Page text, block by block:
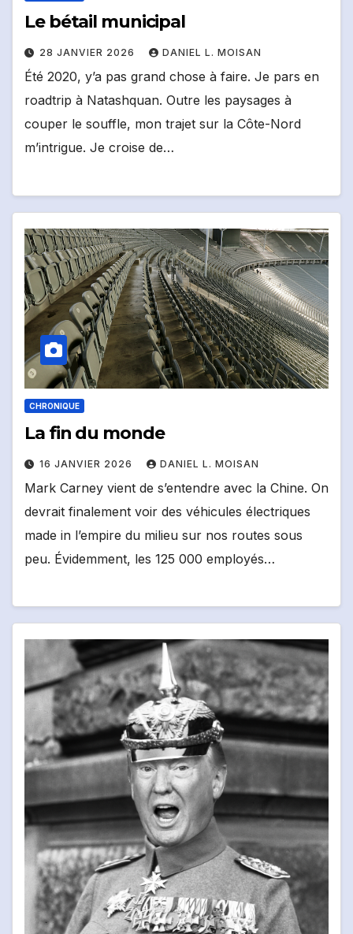
Le bétail municipal
28 JANVIER 2026 DANIEL L. MOISAN
Été 2020, y’a pas grand chose à faire. Je pars en
roadtrip à Natashquan. Outre les paysages à
couper le souffle, mon trajet sur la Côte-Nord
m’intrigue. Je croise de…
CHRONIQUE
La fin du monde
16 JANVIER 2026 DANIEL L. MOISAN
Mark Carney vient de s’entendre avec la Chine. On
devrait finalement voir des véhicules électriques
made in l’empire du milieu sur nos routes sous
peu. Évidemment, les 125 000 employés…